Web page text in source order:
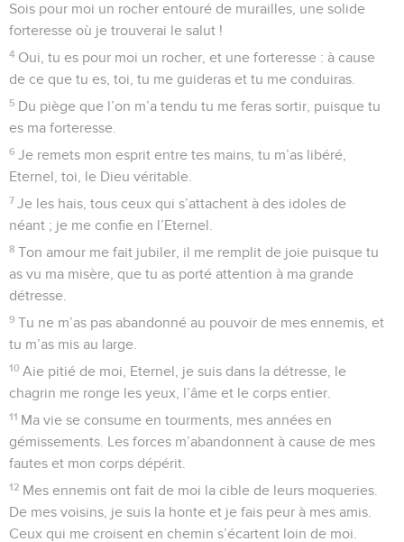
Sois pour moi un rocher entouré de murailles, une solide
forteresse où je trouverai le salut !
4 Oui, tu es pour moi un rocher, et une forteresse : à cause
de ce que tu es, toi, tu me guideras et tu me conduiras.
5 Du piège que l’on m’a tendu tu me feras sortir, puisque tu
es ma forteresse.
6 Je remets mon esprit entre tes mains, tu m’as libéré,
Eternel, toi, le Dieu véritable.
7 Je les hais, tous ceux qui s’attachent à des idoles de
néant ; je me confie en l’Eternel.
8 Ton amour me fait jubiler, il me remplit de joie puisque tu
as vu ma misère, que tu as porté attention à ma grande
détresse.
9 Tu ne m’as pas abandonné au pouvoir de mes ennemis, et
tu m’as mis au large.
10 Aie pitié de moi, Eternel, je suis dans la détresse, le
chagrin me ronge les yeux, l’âme et le corps entier.
11 Ma vie se consume en tourments, mes années en
gémissements. Les forces m’abandonnent à cause de mes
fautes et mon corps dépérit.
12 Mes ennemis ont fait de moi la cible de leurs moqueries.
De mes voisins, je suis la honte et je fais peur à mes amis.
Ceux qui me croisent en chemin s’écartent loin de moi.